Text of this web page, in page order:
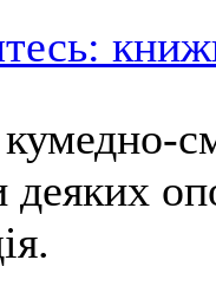
кумедно-